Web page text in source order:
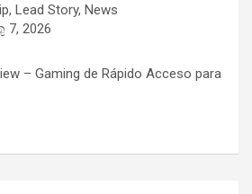
Lead Story, News
2026
– Gaming de Rápido Acceso para